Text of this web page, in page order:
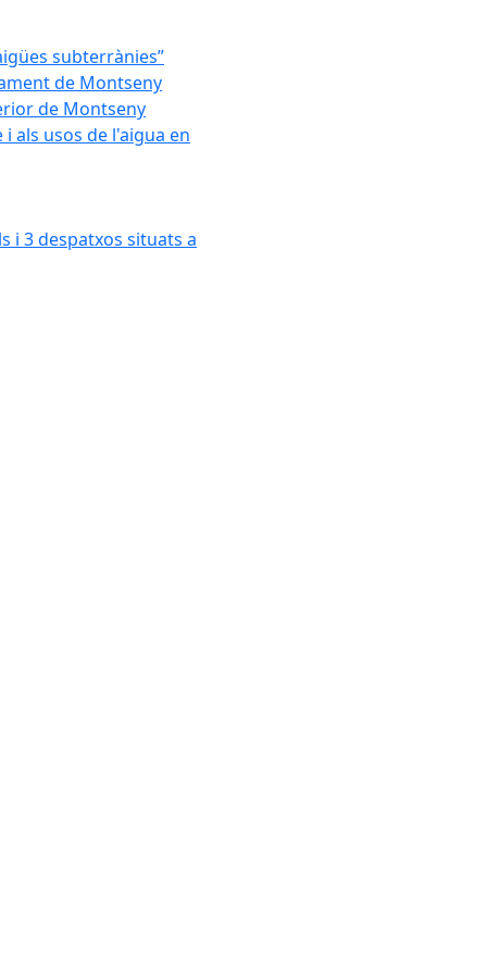
subterrànies”
de Montseny
de Montseny
als usos de l'aigua en
i 3 despatxos situats a